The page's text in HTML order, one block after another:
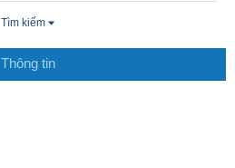
Tìm kiếm
Thông tin